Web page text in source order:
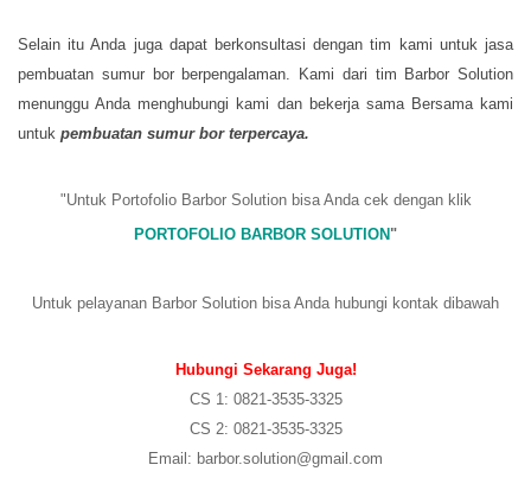
Selain itu Anda juga dapat berkonsultasi dengan tim kami untuk jasa
pembuatan sumur bor berpengalaman. Kami dari tim Barbor Solution
menunggu Anda menghubungi kami dan bekerja sama Bersama kami
untuk pembuatan sumur bor terpercaya.
"Untuk Portofolio Barbor Solution bisa Anda cek dengan klik
PORTOFOLIO BARBOR SOLUTION"
Untuk pelayanan Barbor Solution bisa Anda hubungi kontak dibawah
Hubungi Sekarang Juga!
CS 1: 0821-3535-3325
CS 2: 0821-3535-3325
Email: barbor.solution@gmail.com